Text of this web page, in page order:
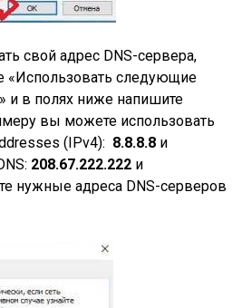
свой адрес DNS-сервера,
«Использовать следующие
и в полях ниже напишите
вы можете использовать
(IPv4): 8.8.8.8 и
208.67.222.222 и
нужные адреса DNS-серверов